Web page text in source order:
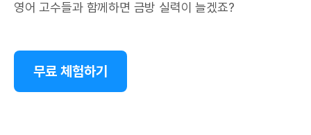
영어 고수들과 함께하면 금방 실력이 늘겠죠?
무료 체험하기